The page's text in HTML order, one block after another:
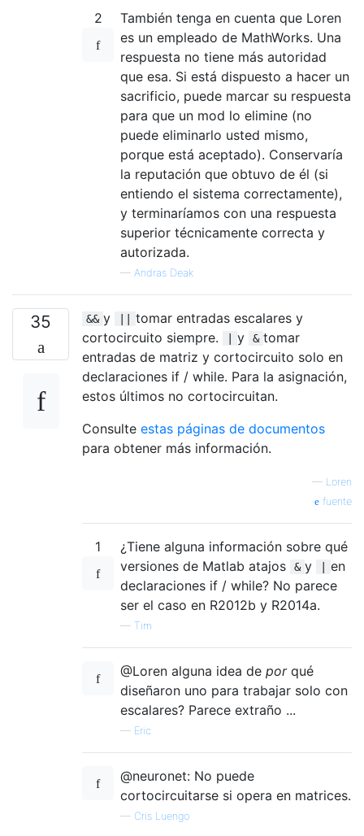
2
También tenga en cuenta que Loren
es un empleado de MathWorks. Una
respuesta no tiene más autoridad
que esa. Si está dispuesto a hacer un
sacrificio, puede marcar su respuesta
para que un mod lo elimine (no
puede eliminarlo usted mismo,
porque está aceptado). Conservaría
la reputación que obtuvo de él (si
entiendo el sistema correctamente),
y terminaríamos con una respuesta
superior técnicamente correcta y
autorizada.
— Andras Deak
35 && y || tomar entradas escalares y
cortocircuito siempre.
| y & tomar
entradas de matriz y cortocircuito solo en
declaraciones if / while. Para la asignación,
estos últimos no cortocircuitan.
Consulte estas páginas de documentos
para obtener más información.
— Loren
fuente
1
¿Tiene alguna información sobre qué
versiones de Matlab atajos
& y | en
declaraciones if / while? No parece
ser el caso en R2012b y R2014a.
— Tim
@Loren alguna idea de porqué
diseñaron uno para trabajar solo con
escalares? Parece extraño ...
— Eric
@neuronet: No puede
cortocircuitarse si opera en matrices.
— Cris Luengo